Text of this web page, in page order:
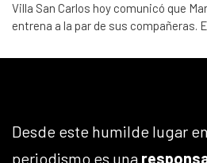
Villa San Carlos hoy comunicó que
entrena a la par de sus compañeras.
Desde este humilde lugar
periodismo es una